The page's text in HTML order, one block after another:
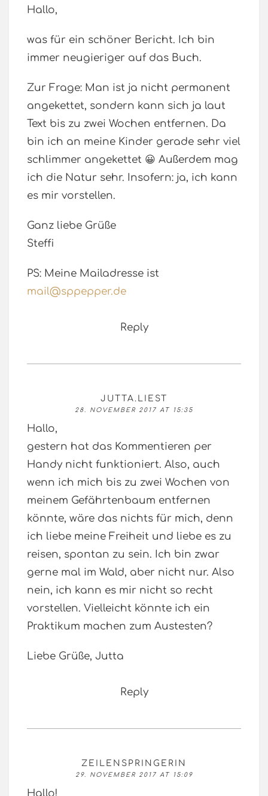
Hallo,
was für ein schöner Bericht. Ich bin
immer neugieriger auf das Buch.
Zur Frage: Man ist ja nicht permanent
angekettet, sondern kann sich ja laut
Text bis zu zwei Wochen entfernen. Da
bin ich an meine Kinder gerade sehr viel
schlimmer angekettet 😀 Außerdem mag
ich die Natur sehr. Insofern: ja, ich kann
es mir vorstellen.
Ganz liebe Grüße
Steffi
PS: Meine Mailadresse ist
mail@sppepper.de
Reply
JUTTA.LIEST
28. NOVEMBER 2017 AT 15:35
Hallo,
gestern hat das Kommentieren per
Handy nicht funktioniert. Also, auch
wenn ich mich bis zu zwei Wochen von
meinem Gefährtenbaum entfernen
könnte, wäre das nichts für mich, denn
ich liebe meine Freiheit und liebe es zu
reisen, spontan zu sein. Ich bin zwar
gerne mal im Wald, aber nicht nur. Also
nein, ich kann es mir nicht so recht
vorstellen. Vielleicht könnte ich ein
Praktikum machen zum Austesten?
Liebe Grüße, Jutta
Reply
ZEILENSPRINGERIN
29. NOVEMBER 2017 AT 15:09
Hallo!